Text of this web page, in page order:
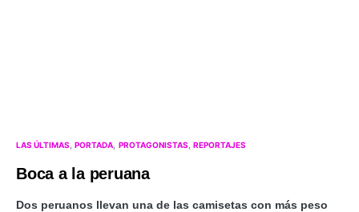
LAS ÚLTIMAS PORTADA PROTAGONISTAS REPORTAJES
Boca a la peruana
Dos peruanos llevan una de las camisetas con más peso